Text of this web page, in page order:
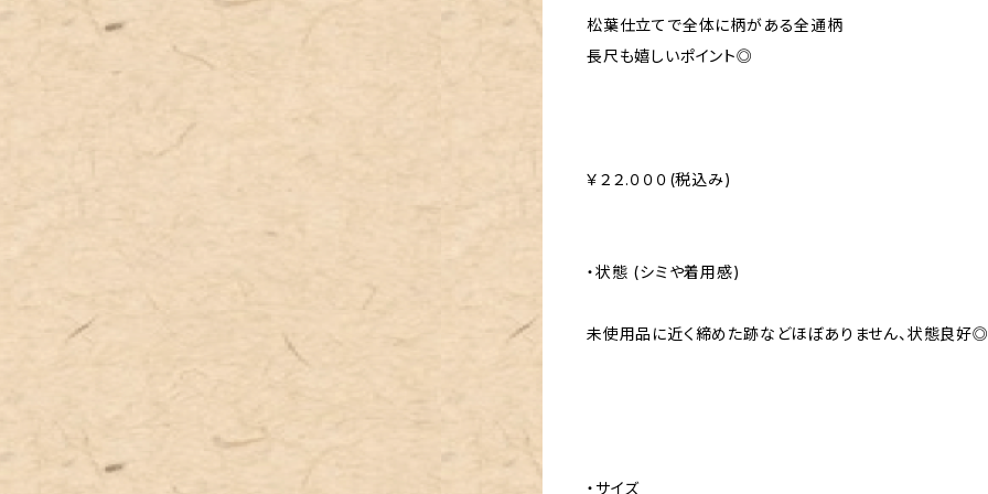
松葉仕立てで全体に柄がある全通柄
長尺も嬉しいポイント◎
￥２２.０００(税込み)
・状態 (シミや着用感)
未使用品に近く締めた跡などほぼありません、状態良好◎
・サイズ